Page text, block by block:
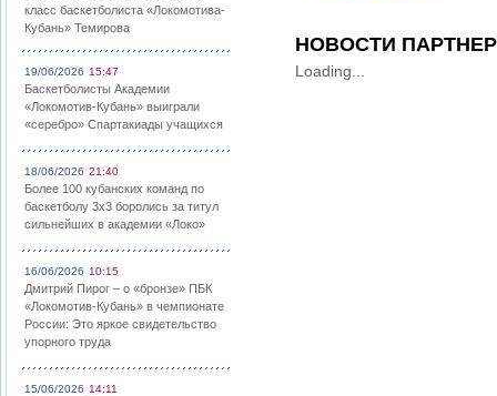
класс баскетболиста «Локомотива-
Кубань» Темирова
19/06/2026 15:47
Баскетболисты Академии
«Локомотив-Кубань» выиграли
«серебро» Спартакиады учащихся
18/06/2026 21:40
Более 100 кубанских команд по
баскетболу 3х3 боролись за титул
сильнейших в академии «Локо»
16/06/2026 10:15
Дмитрий Пирог – о «бронзе» ПБК
«Локомотив-Кубань» в чемпионате
России: Это яркое свидетельство
упорного труда
15/06/2026 14:11
НОВОСТИ
Loading...